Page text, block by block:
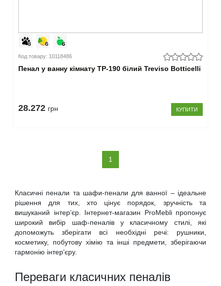
Код товару: 10118486
Пенал у ванну кімнату TP-190 білий Treviso Botticelli
28.272 грн КУПИТИ
1
Класичні пенали та шафи-пенали для ванної – ідеальне
рішення для тих, хто цінує порядок, зручність та
вишуканий інтер’єр. Інтернет-магазин ProMebli пропонує
широкий вибір шаф-пеналів у класичному стилі, які
допоможуть зберігати всі необхідні речі: рушники,
косметику, побутову хімію та інші предмети, зберігаючи
гармонію інтер’єру.
Переваги класичних пеналів